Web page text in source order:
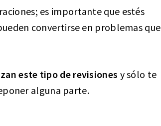
es importante que estés
convertirse en problemas que
este tipo de revisiones y sólo te
alguna parte.